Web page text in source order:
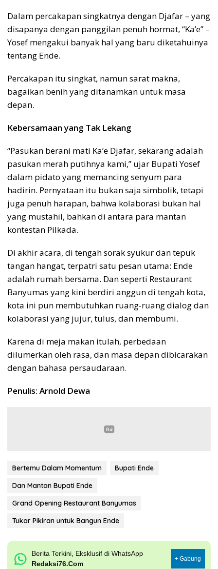
Dalam percakapan singkatnya dengan Djafar – yang
disapanya dengan panggilan penuh hormat, “Ka’e” –
Yosef mengakui banyak hal yang baru diketahuinya
tentang Ende.
Percakapan itu singkat, namun sarat makna,
bagaikan benih yang ditanamkan untuk masa
depan.
Kebersamaan yang Tak Lekang
“Pasukan berani mati Ka’e Djafar, sekarang adalah
pasukan merah putihnya kami,” ujar Bupati Yosef
dalam pidato yang memancing senyum para
hadirin. Pernyataan itu bukan saja simbolik, tetapi
juga penuh harapan, bahwa kolaborasi bukan hal
yang mustahil, bahkan di antara para mantan
kontestan Pilkada.
Di akhir acara, di tengah sorak syukur dan tepuk
tangan hangat, terpatri satu pesan utama: Ende
adalah rumah bersama. Dan seperti Restaurant
Banyumas yang kini berdiri anggun di tengah kota,
kota ini pun membutuhkan ruang-ruang dialog dan
kolaborasi yang jujur, tulus, dan membumi.
Karena di meja makan itulah, perbedaan
dilumerkan oleh rasa, dan masa depan dibicarakan
dengan bahasa persaudaraan.
Penulis: Arnold Dewa
Bertemu Dalam Momentum
Bupati Ende
Dan Mantan Bupati Ende
Grand Opening Restaurant Banyumas
Tukar Pikiran untuk Bangun Ende
Berita Terkini, Eksklusif di WhatsApp
Redaksi76.Com
+ Gabung